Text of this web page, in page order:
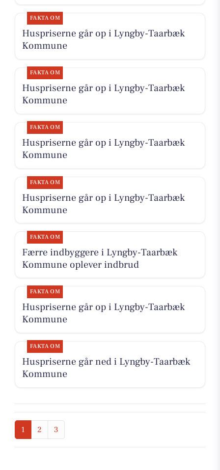
FAKTA OM
Huspriserne går op i Lyngby-Taarbæk
Kommune
FAKTA OM
Huspriserne går op i Lyngby-Taarbæk
Kommune
FAKTA OM
Huspriserne går op i Lyngby-Taarbæk
Kommune
FAKTA OM
Huspriserne går op i Lyngby-Taarbæk
Kommune
FAKTA OM
Færre indbyggere i Lyngby-Taarbæk
Kommune oplever indbrud
FAKTA OM
Huspriserne går op i Lyngby-Taarbæk
Kommune
FAKTA OM
Huspriserne går ned i Lyngby-Taarbæk
Kommune
1 2 3